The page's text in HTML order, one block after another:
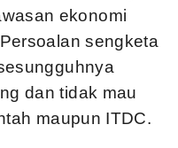
ekonomi
sengketa
dan tidak mau
maupun ITDC.